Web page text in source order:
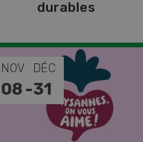
durables
NOV
08 -
DÉC
31